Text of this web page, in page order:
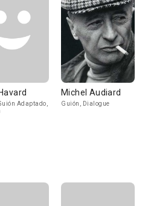
Adaptado,
Michel Audiard
Guión, Dialogue